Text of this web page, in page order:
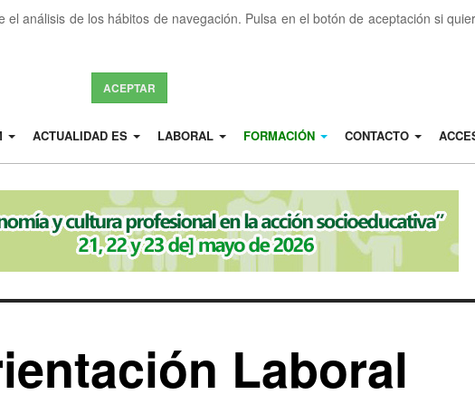
análisis de los hábitos de navegación. Pulsa en el botón de aceptación si
ACEPTAR
ACTUALIDAD ES LABORAL FORMACIÓN CONTACTO
Laboral